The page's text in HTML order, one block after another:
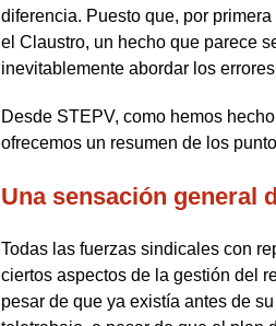
diferencia. Puesto que, por
el Claustro, un hecho que parece
inevitablemente abordar los
Desde STEPV, como hemos
ofrecemos un resumen de los
Una sensación general
Todas las fuerzas sindicales con
ciertos aspectos de la gestión del
pesar de que ya existía antes de